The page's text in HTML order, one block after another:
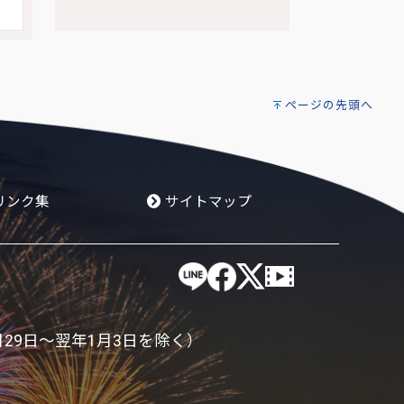
ページの先頭へ
ンク集 サイトマップ
日～翌年1月3日を除く）